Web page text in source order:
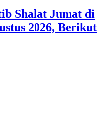
Shalat Jumat di
2026, Berikut